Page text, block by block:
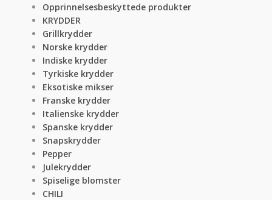
Opprinnelsesbeskyttede produkter
KRYDDER
Grillkrydder
Norske krydder
Indiske krydder
Tyrkiske krydder
Eksotiske mikser
Franske krydder
Italienske krydder
Spanske krydder
Snapskrydder
Pepper
Julekrydder
Spiselige blomster
CHILI